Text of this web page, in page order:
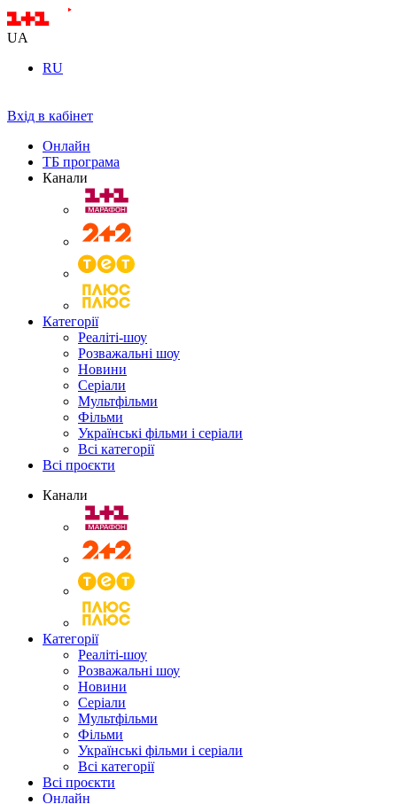
UA
RU
Вхід в кабінет
Онлайн
ТБ програма
Канали
Категорії
Реаліті-шоу
Розважальні шоу
Новини
Серіали
Мультфільми
Фільми
Українські фільми і серіали
Всі категорії
Всі проєкти
Канали
Категорії
Реаліті-шоу
Розважальні шоу
Новини
Серіали
Мультфільми
Фільми
Українські фільми і серіали
Всі категорії
Всі проєкти
Онлайн